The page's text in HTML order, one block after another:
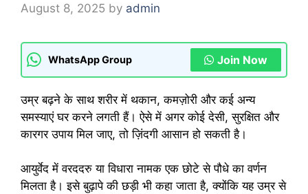
August 8, 2025 by admin
WhatsApp Group Join Now
उम्र बढ़ने के साथ शरीर में थकान, कमज़ोरी और कई अन्य
समस्याएं घर करने लगती हैं। ऐसे में अगर कोई देसी, सुरक्षित और
कारगर उपाय मिल जाए, तो ज़िंदगी आसान हो सकती है।
आयुर्वेद में वरददरु या विधारा नामक एक छोटे से पौधे का वर्णन
मिलता है। इसे बुढ़ापे की छड़ी भी कहा जाता है, क्योंकि यह उम्र से